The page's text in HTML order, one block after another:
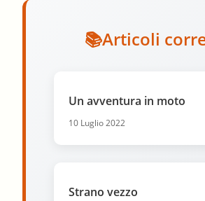
Articoli
Un avventura in moto
10 Luglio 2022
Strano vezzo